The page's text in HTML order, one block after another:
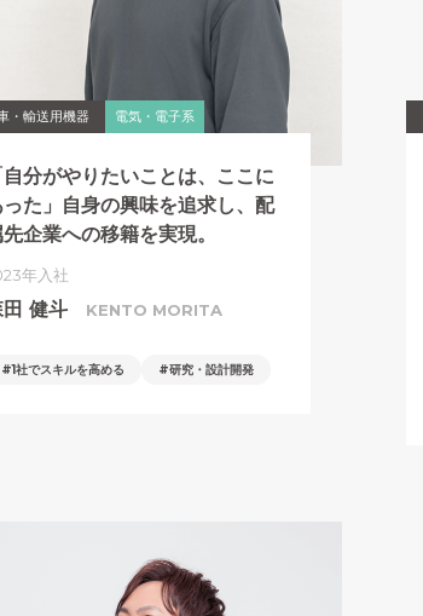
・輸送用機器 電気・電子系
自分がやりたいことは、ここに
た」 自身の興味を追求し、配
先企業への移籍を実現。
年入社
健斗 KENTO MORITA
1社でスキルを高める 研究・設計開発